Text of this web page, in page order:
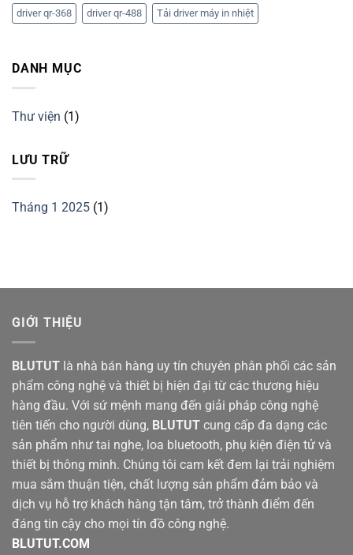
driver qr-368 driver qr-488 Tải driver máy in nhiệt
DANH MỤC
Thư viện (1)
LƯU TRỮ
Tháng 1 2025 (1)
GIỚI THIỆU
BLUTUT là nhà bán hàng uy tín chuyên phân phối các sản
phẩm công nghệ và thiết bị hiện đại từ các thương hiệu
hàng đầu. Với sứ mệnh mang đến giải pháp công nghệ
tiên tiến cho người dùng, BLUTUT cung cấp đa dạng các
sản phẩm như tai nghe, loa bluetooth, phụ kiện điện tử và
thiết bị thông minh. Chúng tôi cam kết đem lại trải nghiệm
mua sắm thuận tiện, chất lượng sản phẩm đảm bảo và
dịch vụ hỗ trợ khách hàng tận tâm, trở thành điểm đến
đáng tin cậy cho mọi tín đồ công nghệ.
BLUTUT.COM